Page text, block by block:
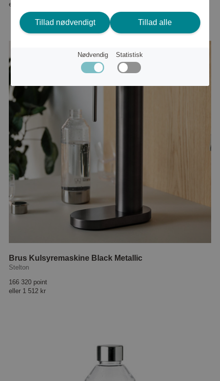
eller
Brus Kulsyremaskine Black Metallic
Stelton
166 320 point
eller 1 512 kr
Tillad nødvendigt Tillad alle
Nødvendig Statistisk